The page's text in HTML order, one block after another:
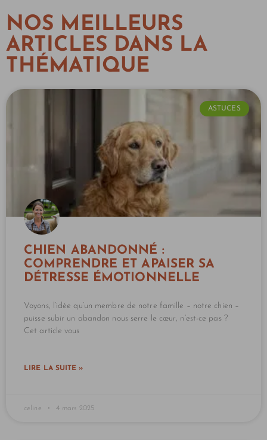
NOS MEILLEURS
ARTICLES DANS LA
THÉMATIQUE
ASTUCES
CHIEN ABANDONNÉ :
COMPRENDRE ET APAISER SA
DÉTRESSE ÉMOTIONNELLE
Voyons, l’idée qu’un membre de notre famille – notre chien –
puisse subir un abandon nous serre le cœur, n’est-ce pas ?
Cet article vous
LIRE LA SUITE »
celine 4 mars 2025